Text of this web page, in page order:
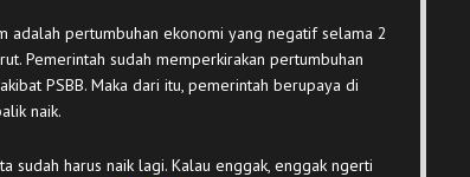
adalah pertumbuhan ekonomi yang negatif selama 2
Pemerintah sudah memperkirakan pertumbuhan
PSBB. Maka dari itu, pemerintah berupaya di
naik.
sudah harus naik lagi. Kalau enggak, enggak ngerti